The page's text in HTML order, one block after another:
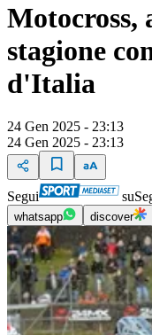
Motocross,
stagione
d'Italia
24 Gen 2025 - 23:13
24 Gen 2025 - 23:13
Segui su
whatsapp discover